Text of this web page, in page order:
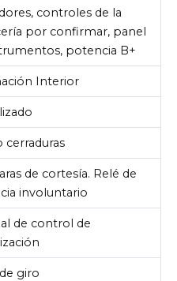
controles de la
por confirmar, panel
potencia B+
Interior
cerraduras
de cortesía. Relé de
involuntario
de control de
giro